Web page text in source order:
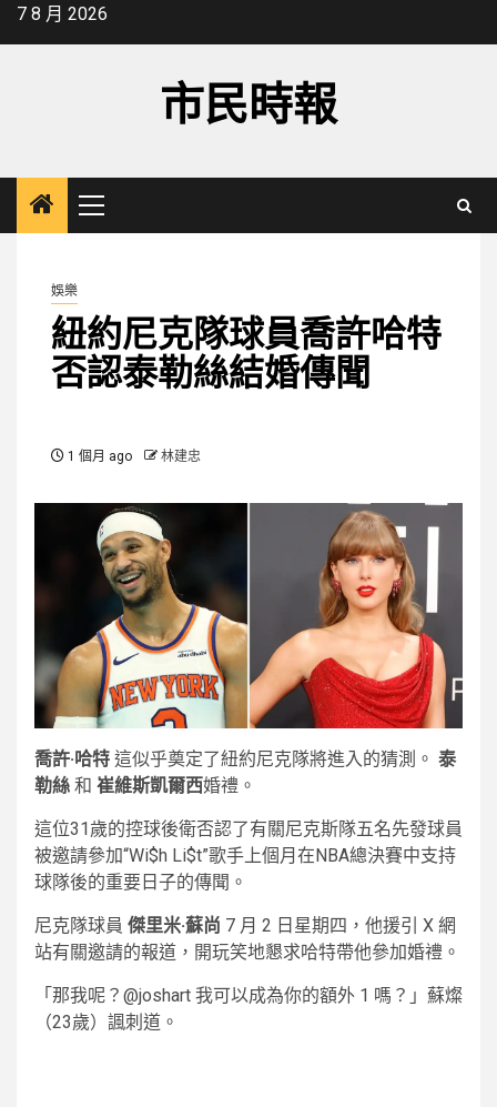
Skip7 8 月 2026
市民時報
Primary
Menu
娛樂
紐約尼克隊球員喬許哈特
否認泰勒絲結婚傳聞
1 個月 ago 林建忠
喬許·哈特 這似乎奠定了紐約尼克隊將進入的猜測。 泰
勒絲 和 崔維斯凱爾西婚禮。
這位31歲的控球後衛否認了有關尼克斯隊五名先發球員
被邀請參加“Wi$h Li$t”歌手上個月在NBA總決賽中支持
球隊後的重要日子的傳聞。
尼克隊球員 傑里米·蘇尚 7 月 2 日星期四，他援引 X 網
站有關邀請的報道，開玩笑地懇求哈特帶他參加婚禮。
「那我呢？@joshart 我可以成為你的額外 1 嗎？」蘇燦
（23歲）諷刺道。